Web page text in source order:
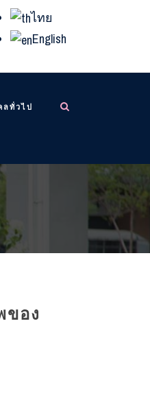
ไทย
English
ลทั่วไป
ของ